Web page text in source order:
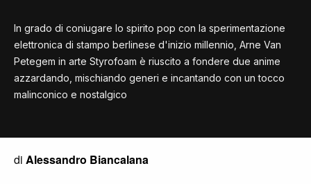
In grado di coniugare lo spirito pop con la sperimentazione
elettronica di stampo berlinese d'inizio millennio, Arne Van
Petegem in arte Styrofoam è riuscito a fondere due anime
azzardando, mischiando generi e incantando con un tocco
malinconico e nostalgico
di Alessandro Biancalana